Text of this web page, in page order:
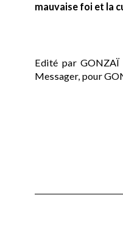
mauvaise foi et la
Edité par GONZAÏ
Messager, pour